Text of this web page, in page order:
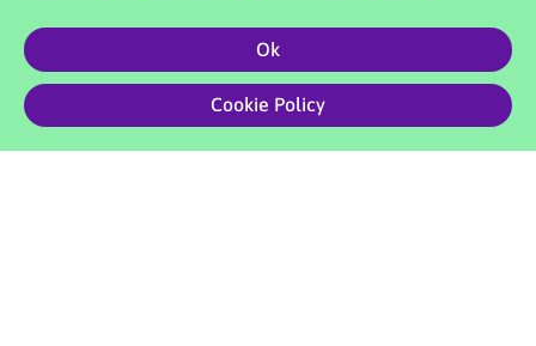
Copyright 2026 Doenya’s Danswereld |Privacyvoorwaarden|
Website foto’s: Marian Shutte | Site byCreative Compound
Ok
Cookie Policy